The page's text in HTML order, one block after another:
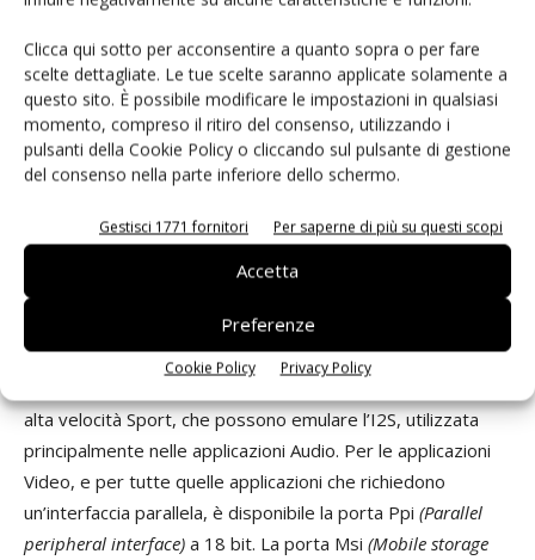
Clicca qui sotto per acconsentire a quanto sopra o per fare
scelte dettagliate. Le tue scelte saranno applicate solamente a
questo sito. È possibile modificare le impostazioni in qualsiasi
momento, compreso il ritiro del consenso, utilizzando i
pulsanti della Cookie Policy o cliccando sul pulsante di gestione
del consenso nella parte inferiore dello schermo.
Gestisci 1771 fornitori Per saperne di più su questi scopi
Accetta
Preferenze
Cookie Policy Privacy Policy
256KB, 512KB e 1MB, ed è provvista di codice per la
correzione degli errori. La memoria L2 si completa con
512KB di Rom che, a richiesta, può essere programmata
su misura per l’applicazione dell’utente. È infine prevista
un’interfaccia verso una memoria di terzo livello (L3)
esterna, del tipo 16 bit - Lpddr e Ddr2 (fino a 200 MHz). Al
programmi il dispositivo è dotato di una funzioneSecurity
A livello di periferiche il Dsp è dotato degli
standard di comunicazione maggiormente utilizzati in
ambito industriale. Abbiamo le classiche linee di
comunicazione seriale Uart, Spi, I2C, la QuadSpi, gli
alta velocità Sport, che possono emulare l’I2S, utilizzata
principalmente nelle applicazioni Audio. Per le applicazioni
Video, e per tutte quelle applicazioni che richiedono
un’interfaccia parallela, è disponibile la porta Ppi (Parallel
peripheral interface) a 18 bit. La porta Msi (Mobile storage